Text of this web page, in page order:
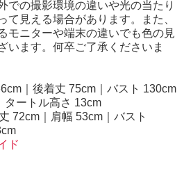
での撮影環境の違いや光の当たり
て見える場合があります。また、
モニターや端末の違いでも色の見
います。何卒ご了承くださいま
｜後着丈 75cm｜バスト 130cm
タートル高さ 13cm
72cm｜肩幅 53cm｜バスト
ド